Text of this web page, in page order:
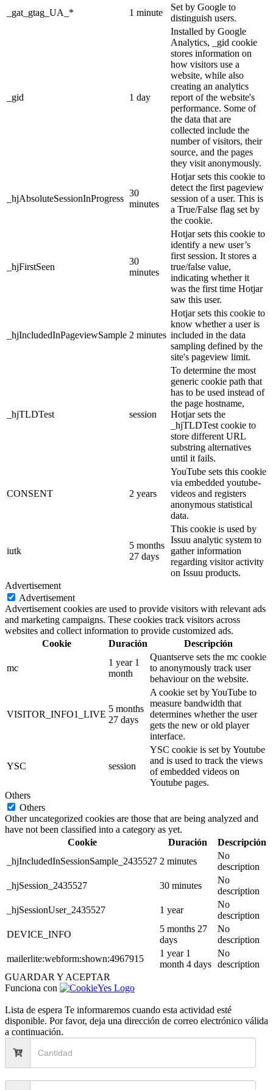
_gat_gtag_UA_*
1 minute
Set by Google to
distinguish users.
_gid 1 day
Installed by Google
Analytics, _gid cookie
stores information on
how visitors use a
website, while also
creating an analytics
report of the website's
performance. Some of
the data that are
collected include the
number of visitors, their
source, and the pages
they visit anonymously.
_hjAbsoluteSessionInProgress
30
minutes
Hotjar sets this cookie to
detect the first pageview
session of a user. This is
a True/False flag set by
the cookie.
_hjFirstSeen
30
minutes
Hotjar sets this cookie to
identify a new user’s
first session. It stores a
true/false value,
indicating whether it
was the first time Hotjar
saw this user.
_hjIncludedInPageviewSample 2 minutes
Hotjar sets this cookie to
know whether a user is
included in the data
sampling defined by the
site's pageview limit.
_hjTLDTest session
To determine the most
generic cookie path that
has to be used instead of
the page hostname,
Hotjar sets the
_hjTLDTest cookie to
store different URL
substring alternatives
until it fails.
CONSENT 2 years
YouTube sets this cookie
via embedded youtube-
videos and registers
anonymous statistical
data.
iutk
5 months
27 days
This cookie is used by
Issuu analytic system to
gather information
regarding visitor activity
on Issuu products.
Advertisement
Advertisement
Advertisement cookies are used to provide visitors with relevant ads
and marketing campaigns. These cookies track visitors across
websites and collect information to provide customized ads.
Cookie
Duración Descripción
mc
1 year 1
month
Quantserve sets the mc cookie
to anonymously track user
behaviour on the website.
VISITOR_INFO1_LIVE
5 months
27 days
A cookie set by YouTube to
measure bandwidth that
determines whether the user
gets the new or old player
interface.
YSC session
YSC cookie is set by Youtube
and is used to track the views
of embedded videos on
Youtube pages.
Others
Others
Other uncategorized cookies are those that are being analyzed and
have not been classified into a category as yet.
Cookie
Duración
Descripción
_hjIncludedInSessionSample_2435527 2 minutes
No
description
_hjSession_2435527
30 minutes
No
description
_hjSessionUser_2435527
1 year
No
description
DEVICE_INFO
5 months 27
days
No
description
mailerlite:webform:shown:4967915
1 year 1
month 4 days
No
description
GUARDAR Y ACEPTAR
Funciona con
Lista de espera Te informaremos cuando esta actividad esté
disponible. Por favor, deja una dirección de correo electrónico válida
a continuación.